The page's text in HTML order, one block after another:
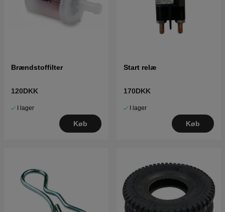
Brændstoffilter
120DKK
I lager
Køb
Start relæ
170DKK
I lager
Køb